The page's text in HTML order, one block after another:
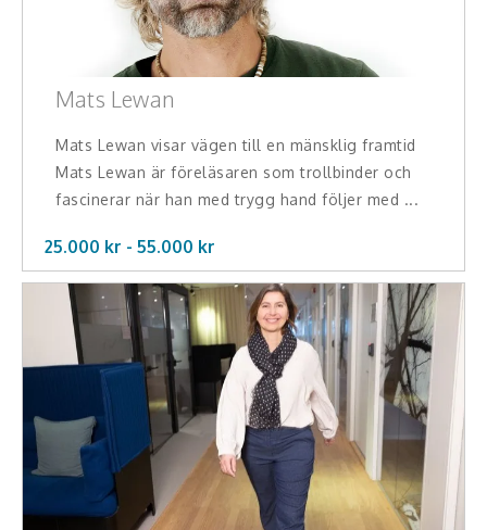
Mats Lewan
Mats Lewan visar vägen till en mänsklig framtid
Mats Lewan är föreläsaren som trollbinder och
fascinerar när han med trygg hand följer med ...
25.000 kr - 55.000 kr